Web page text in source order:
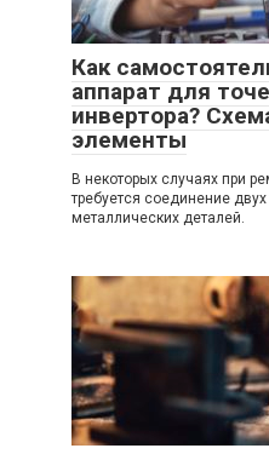
Как
аппарат для
инвертора?
элементы
В некоторых случаях при
требуется соединение
металлических деталей.